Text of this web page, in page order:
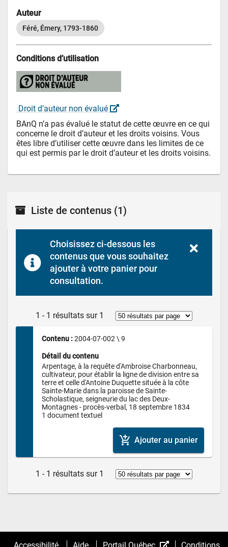
Auteur
Féré, Émery, 1793-1860
Conditions d’utilisation
Droit d’auteur non évalué
BAnQ n’a pas évalué le statut de cette œuvre en ce qui
concerne le droit d’auteur et les droits voisins. Vous
êtes libre d’utiliser cette œuvre dans les limites de ce
qui est permis par le droit d’auteur et les droits voisins.
Liste de contenus (1)
Choisissez ci-dessous les
contenus que vous souhaitez
ajouter à votre panier pour
consultation.
1 - 1 résultats sur 1
Contenu : 2004-07-002 \ 9
Détail du contenu
Arpentage, à la requête d'Ambroise Charbonneau,
cultivateur, pour établir la ligne de division entre sa
terre et celle d'Antoine Duquette située à la côte
Sainte-Marie dans la paroisse de Sainte-
Scholastique, seigneurie du lac des Deux-
Montagnes - procès-verbal, 18 septembre 1834
1 document textuel
add_shopping_cart Ajouter au panier
1 - 1 résultats sur 1
(Cet